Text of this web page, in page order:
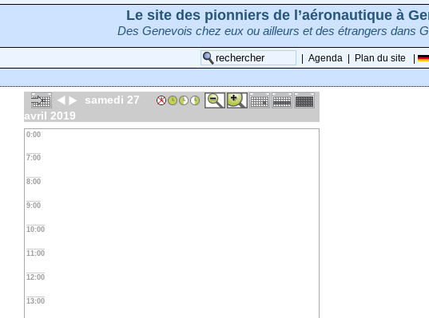
Le site des pionniers de l’aéronautique à
Des Genevois chez eux ou ailleurs et des étrangers dans
Agenda Plan du site
samedi 27
avril 2019
0:00
7:00
8:00
9:00
10:00
11:00
12:00
13:00